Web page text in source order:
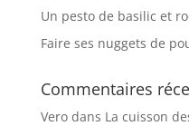
Un pesto de basilic et
Faire ses nuggets de
Commentaires
Verodans La cuisson